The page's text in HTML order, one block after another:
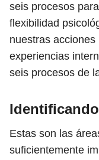
seis procesos
flexibilidad
nuestras
experiencias
seis procesos de
Estas son las
suficientemente